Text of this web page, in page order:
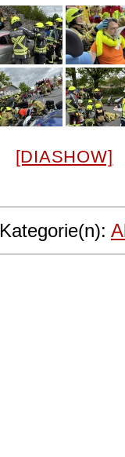
[DIASHOW]
Kategorie(n):